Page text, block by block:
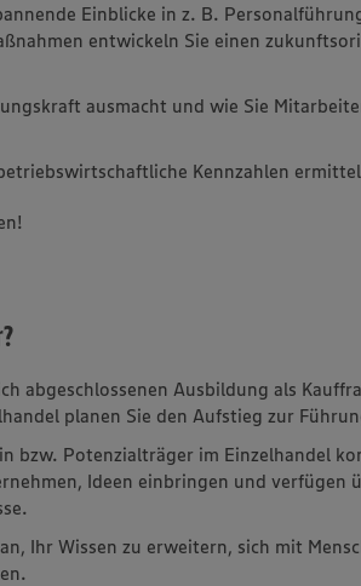
Einblicke in z. B.
entwickeln Sie einen
ausmacht und wie Sie
Kennzahlen
abgeschlossenen Ausbildung als
planen Sie den Aufstieg zur
bzw. Potenzialträger im Einzelhandel
Ideen einbringen und verfügen
Ihr Wissen zu erweitern, sich mit